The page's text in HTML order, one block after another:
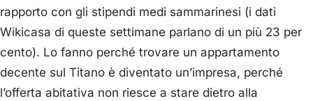
rapporto con gli stipendi medi sammarinesi (i dati
Wikicasa di queste settimane parlano di un più 23 per
cento). Lo fanno perché trovare un appartamento
decente sul Titano è diventato un’impresa, perché
l’offerta abitativa non riesce a stare dietro alla